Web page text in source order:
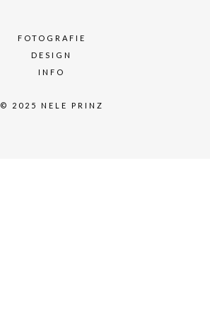
FOTOGRAFIE
DESIGN
INFO
© 2025 NELE PRINZ